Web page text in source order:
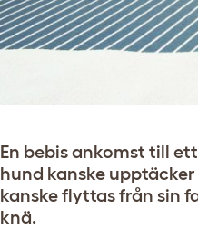
En bebis ankomst till
hund kanske
kanske flyttas från sin
knä.